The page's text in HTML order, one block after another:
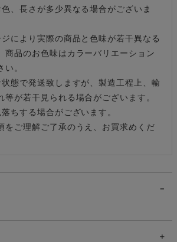
、長さが多少異なる場合がございま
により実際の商品と色味が若干異なる
商品のお色味はカラーバリエーション
。
態で発送致しますが、製造工程上、輸
が若干見られる場合がございます。
ちする場合がございます。
をご理解ご了承のうえ、お買求めくだ